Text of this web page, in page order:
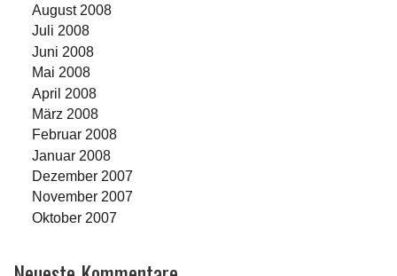
August 2008
Juli 2008
Juni 2008
Mai 2008
April 2008
März 2008
Februar 2008
Januar 2008
Dezember 2007
November 2007
Oktober 2007